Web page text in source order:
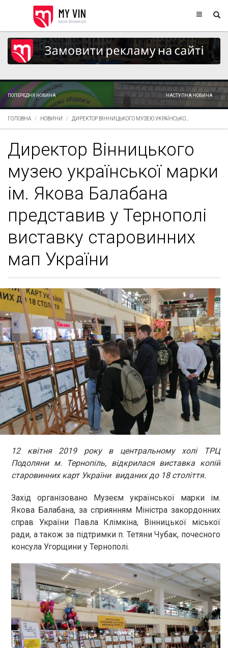
ПОПЕРЕДНЯ НОВИНА НАСТУПНА НОВИНА
ГОЛОВНА НОВИНИ ДИРЕКТОР ВІННИЦЬКОГО МУЗЕЮ УКРАЇНСЬКО...
Директор Вінницького
музею української марки
ім. Якова Балабана
представив у Тернополі
виставку старовинних
мап України
12 квітня 2019 року в центральному холі ТРЦ
Подоляни м. Тернопіль, відкрилася виставка копій
старовинних карт України виданих до 18 століття.
Захід організовано Музеєм української марки ім.
Якова Балабана, за сприянням Міністра закордонних
справ України Павла Клімкіна, Вінницької міської
ради, а також за підтримки п. Тетяни Чубак, почесного
консула Угорщини у Тернополі.